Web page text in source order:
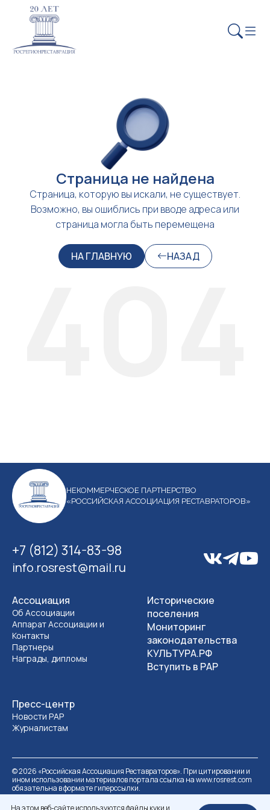
Страница не найдена
Страница, которую вы искали, не существует.
Возможно, вы ошиблись при вводе адреса или
страница могла быть перемещена
НА ГЛАВНУЮ НАЗАД
На этом веб-сайте используются файлы куки и
НЕКОММЕРЧЕСКОЕ ПАРТНЕРСТВО
«РОССИЙСКАЯ АССОЦИАЦИЯ РЕСТАВРАТОРОВ»
+7 (812) 314-83-98
info.rosrest@mail.ru
Ассоциация
Об Ассоциации
Аппарат Ассоциации и
Контакты
Партнеры
Награды, дипломы
Пресс-центр
Новости РАР
Журналистам
Исторические
поселения
Мониторинг
законодательства
КУЛЬТУРА.РФ
Вступить в РАР
©2026 «Российская Ассоциация Реставраторов». При цитировании и
ином использовании материалов портала ссылка на www.rosrest.com
обязательна в формате гиперссылки.
Политика обработки персональных данных
Разработка сайта